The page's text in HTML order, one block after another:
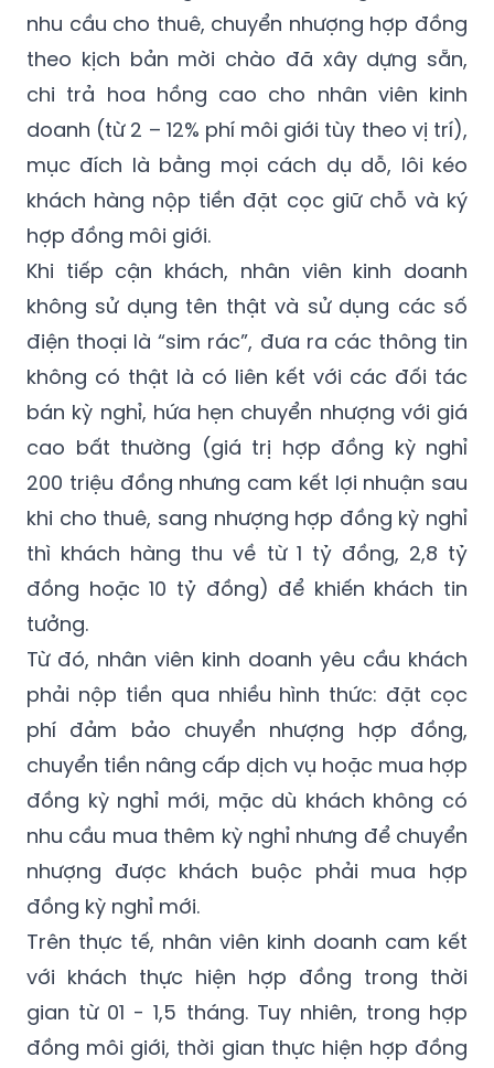
nhu cầu cho thuê, chuyển nhượng hợp đồng
theo kịch bản mời chào đã xây dựng sẵn,
chi trả hoa hồng cao cho nhân viên kinh
doanh (từ 2 – 12% phí môi giới tùy theo vị trí),
mục đích là bằng mọi cách dụ dỗ, lôi kéo
khách hàng nộp tiền đặt cọc giữ chỗ và ký
hợp đồng môi giới.
Khi tiếp cận khách, nhân viên kinh doanh
không sử dụng tên thật và sử dụng các số
điện thoại là “sim rác”, đưa ra các thông tin
không có thật là có liên kết với các đối tác
bán kỳ nghỉ, hứa hẹn chuyển nhượng với giá
cao bất thường (giá trị hợp đồng kỳ nghỉ
200 triệu đồng nhưng cam kết lợi nhuận sau
khi cho thuê, sang nhượng hợp đồng kỳ nghỉ
thì khách hàng thu về từ 1 tỷ đồng, 2,8 tỷ
đồng hoặc 10 tỷ đồng) để khiến khách tin
tưởng.
Từ đó, nhân viên kinh doanh yêu cầu khách
phải nộp tiền qua nhiều hình thức: đặt cọc
phí đảm bảo chuyển nhượng hợp đồng,
chuyển tiền nâng cấp dịch vụ hoặc mua hợp
đồng kỳ nghỉ mới, mặc dù khách không có
nhu cầu mua thêm kỳ nghỉ nhưng để chuyển
nhượng được khách buộc phải mua hợp
đồng kỳ nghỉ mới.
Trên thực tế, nhân viên kinh doanh cam kết
với khách thực hiện hợp đồng trong thời
gian từ 01 - 1,5 tháng. Tuy nhiên, trong hợp
đồng môi giới, thời gian thực hiện hợp đồng